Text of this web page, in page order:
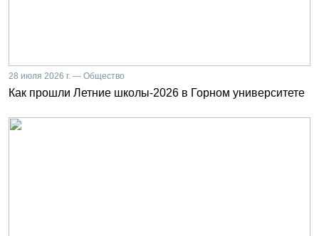
28 июля 2026 г. — Общество
Как прошли Летние школы-2026 в Горном университете